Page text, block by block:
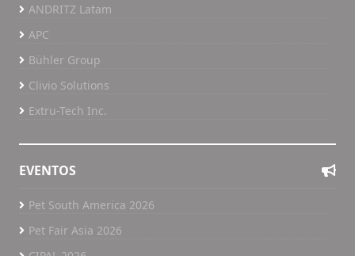
ANDRITZ Latam
APC
Bühler Group
Clivio Solutions
Extru-Tech Inc.
EVENTOS
Pet South America 2026
Pet Fair Asia 2026